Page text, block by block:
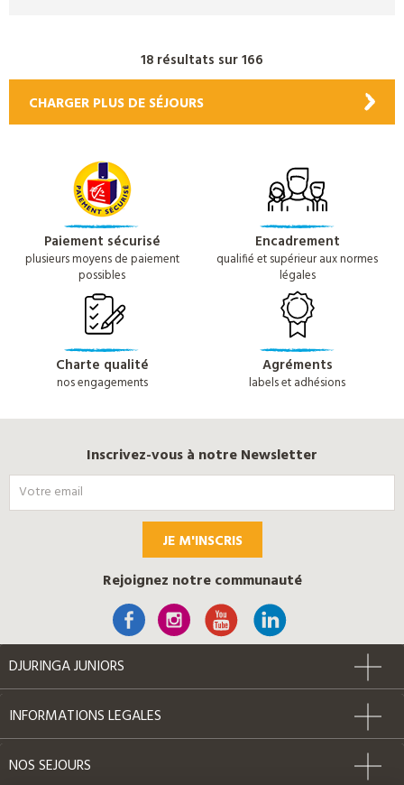
18 résultats sur 166
CHARGER PLUS DE SÉJOURS
Paiement sécurisé
plusieurs moyens de paiement
possibles
Encadrement
qualifié et supérieur aux normes
légales
Charte qualité
nos engagements
Agréments
labels et adhésions
Inscrivez-vous à notre Newsletter
JE M'INSCRIS
Rejoignez notre communauté
DJURINGA JUNIORS
INFORMATIONS LEGALES
NOS SEJOURS